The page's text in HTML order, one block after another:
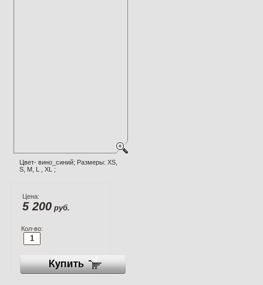
Цвет- вино_синий; Размеры: XS,
S, M, L , XL ;
Цена:
5 200 руб.
Кол-во: